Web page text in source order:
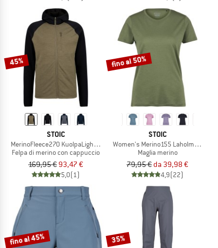
45%
STOIC
MerinoFleece270 KuolpaLightSt. Zip Hoody
Felpa di merino con cappuccio
169,95 € 93,47 €
5,0(1)
fino al 50%
STOIC
Women's Merino155 LaholmSt. T-
Maglia merino
79,95 € da 39,98 €
4,9(22)
fino al 45% 35%